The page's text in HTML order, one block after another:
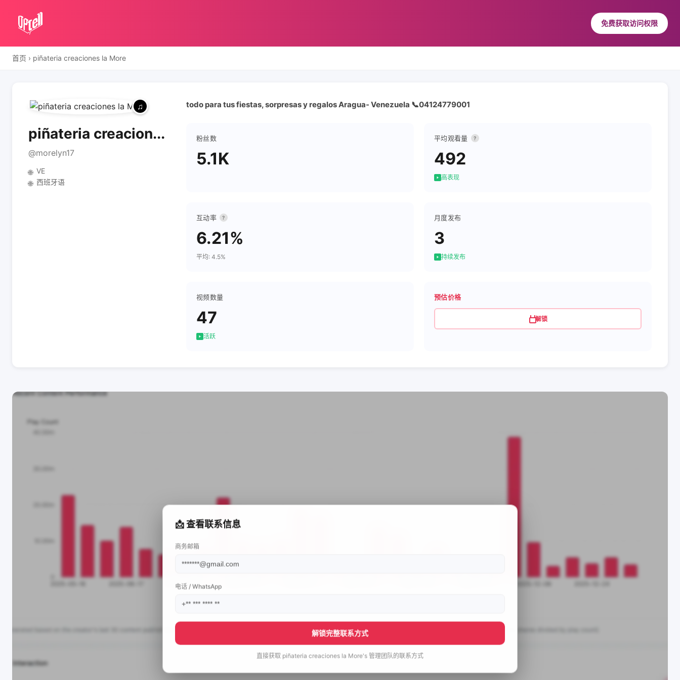
免费获取访问权限
首页 › piñateria creaciones la More
piñateria creacion...
@morelyn17
🌐 VE
🌐 西班牙语
todo para tus fiestas, sorpresas y regalos Aragua- Venezuela 📞04124779001
粉丝数
5.1K
平均观看量 ?
492
高表现
互动率 ?
6.21%
平均: 4.5%
月度发布
3
持续发布
视频数量
47
活跃
预估价格
解锁
📩 查看联系信息
商务邮箱
电话 / WhatsApp
解锁完整联系方式
直接获取 piñateria creaciones la More's 管理团队的联系方式